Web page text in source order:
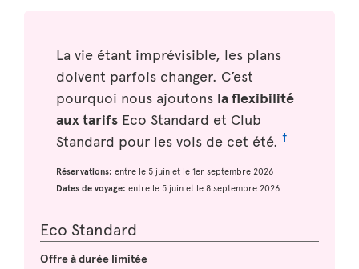
La vie étant imprévisible, les plans
doivent parfois changer. C’est
pourquoi nous ajoutons la flexibilité
aux tarifs Eco Standard et Club
Standard pour les vols de cet été. †
Réservations: entre le 5 juin et le 1er septembre 2026
Dates de voyage: entre le 5 juin et le 8 septembre 2026
Eco Standard
Offre à durée limitée